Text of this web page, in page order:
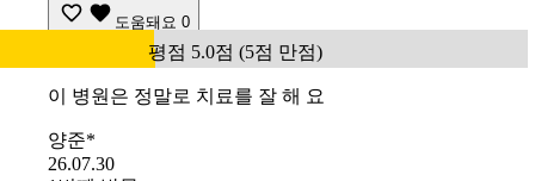
도움돼요 0
평점 5.0점 (5점 만점)
이 병원은 정말로 치료를 잘 해 요
양준*
26.07.30